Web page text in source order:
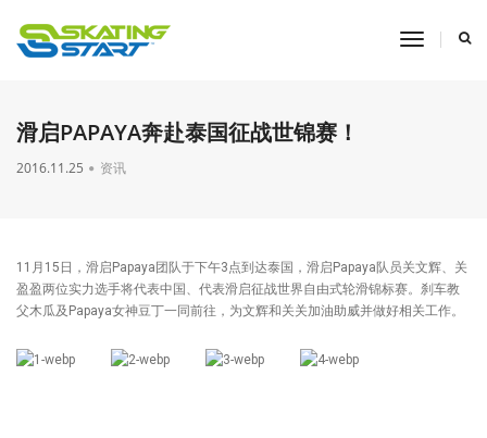
toggle
滑启PAPAYA奔赴泰国征战世锦赛！
2016.11.25 资讯
11月15日，滑启Papaya团队于下午3点到达泰国，滑启Papaya队员关文辉、关
盈盈两位实力选手将代表中国、代表滑启征战世界自由式轮滑锦标赛。刹车教
父木瓜及Papaya女神豆丁一同前往，为文辉和关关加油助威并做好相关工作。